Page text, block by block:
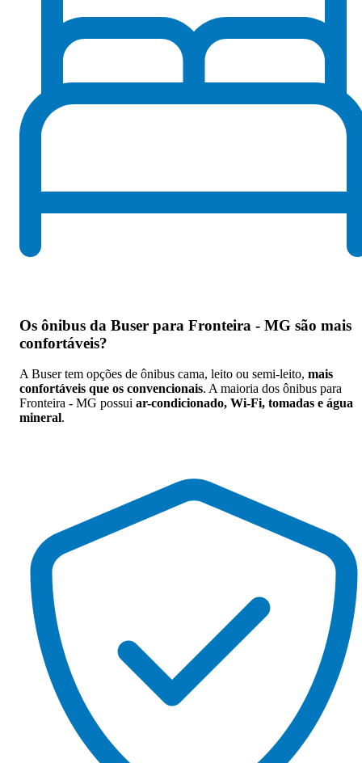
Os ônibus da Buser para Fronteira - MG são mais
confortáveis?
A Buser tem opções de ônibus cama, leito ou semi-leito, mais
confortáveis que os convencionais. A maioria dos ônibus para
Fronteira - MG possui ar-condicionado, Wi-Fi, tomadas e água
mineral.